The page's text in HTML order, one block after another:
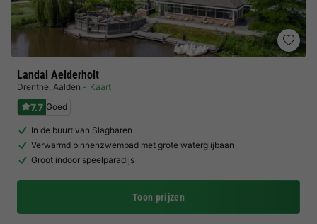
Landal Aelderholt
Drenthe, Aalden Kaart
7.7 Goed
In de buurt van Slagharen
Verwarmd binnenzwembad met grote waterglijbaan
Groot indoor speelparadijs
Toon prijzen